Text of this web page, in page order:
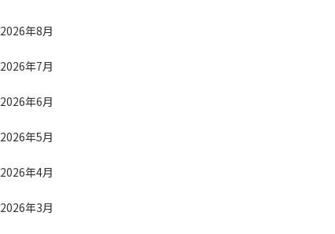
2026年8月
2026年7月
2026年6月
2026年5月
2026年4月
2026年3月